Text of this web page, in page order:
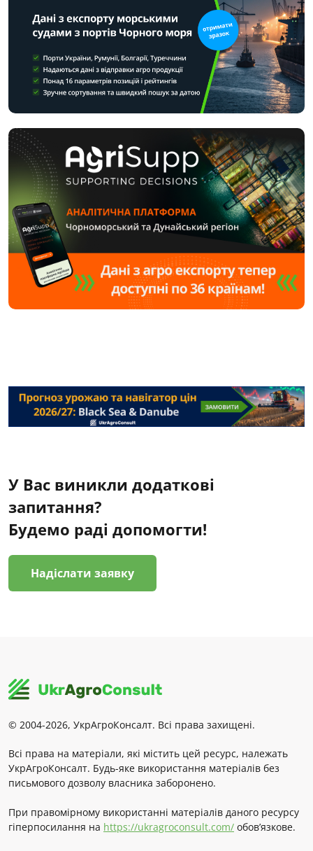
У Вас виникли додаткові
запитання?
Будемо раді допомогти!
Надіслати заявку
© 2004-2026, УкрАгроКонсалт. Всі права захищені.
Всі права на матеріали, які містить цей ресурс, належать
УкрАгроКонсалт. Будь-яке використання матеріалів без
письмового дозволу власника заборонено.
При правомірному використанні матеріалів даного ресурсу
гіперпосилання на https://ukragroconsult.com/ обов’язкове.